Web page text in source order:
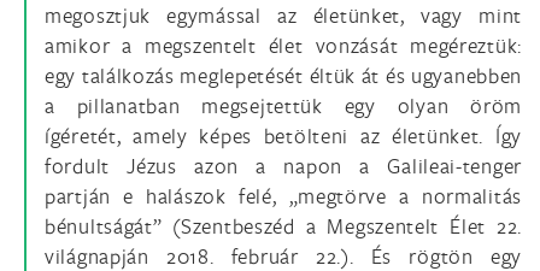
megosztjuk egymással az életünket, vagy mint
amikor a megszentelt élet vonzását megéreztük:
egy találkozás meglepetését éltük át és ugyanebben
a pillanatban megsejtettük egy olyan öröm
ígéretét, amely képes betölteni az életünket. Így
fordult Jézus azon a napon a Galileai-tenger
partján e halászok felé, „megtörve a normalitás
bénultságát” (Szentbeszéd a Megszentelt Élet 22.
világnapján 2018. február 22.). És rögtön egy